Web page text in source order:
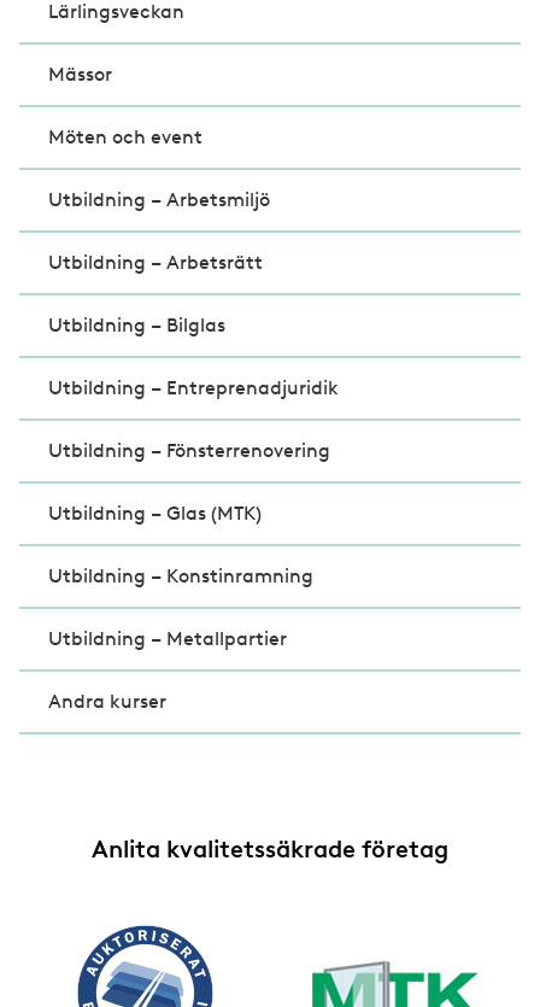
Lärlingsveckan
Mässor
Möten och event
Utbildning – Arbetsmiljö
Utbildning – Arbetsrätt
Utbildning – Bilglas
Utbildning – Entreprenadjuridik
Utbildning – Fönsterrenovering
Utbildning – Glas (MTK)
Utbildning – Konstinramning
Utbildning – Metallpartier
Andra kurser
Anlita kvalitetssäkrade företag